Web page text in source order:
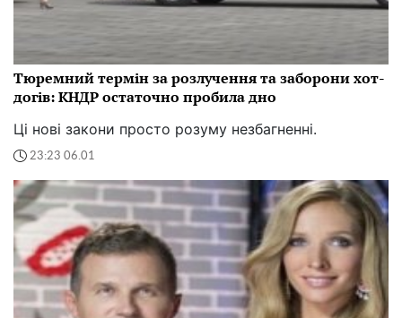
Тюремний термін за розлучення та заборони хот-
догів: КНДР остаточно пробила дно
Ці нові закони просто розуму незбагненні.
23:23 06.01